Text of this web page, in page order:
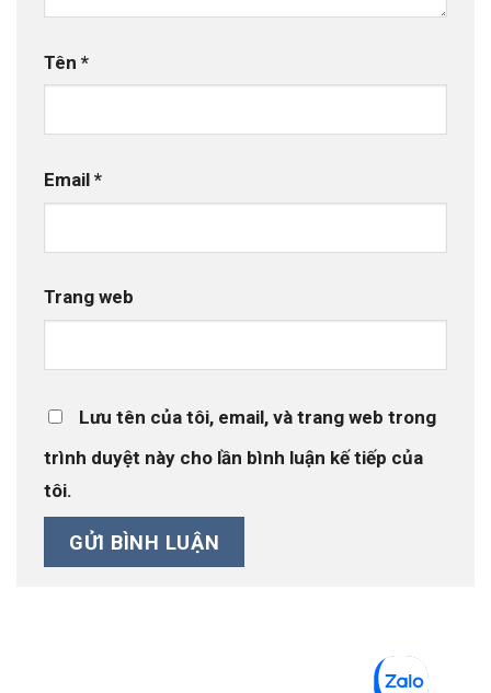
Tên *
Email *
Trang web
Lưu tên của tôi, email, và trang web trong
trình duyệt này cho lần bình luận kế tiếp của
tôi.